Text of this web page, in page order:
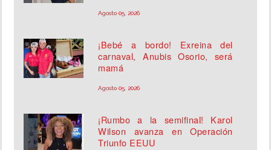
Agosto 05, 2026
¡Bebé a bordo! Exreina del
carnaval, Anubis Osorio, será
mamá
Agosto 05, 2026
¡Rumbo a la semifinal! Karol
Wilson avanza en Operación
Triunfo EEUU